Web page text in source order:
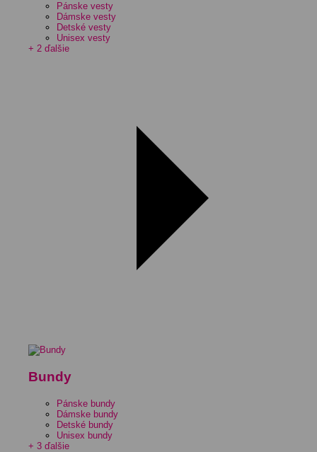
Pánske vesty
Dámske vesty
Detské vesty
Unisex vesty
+ 2 ďalšie
Bundy
Pánske bundy
Dámske bundy
Detské bundy
Unisex bundy
+ 3 ďalšie